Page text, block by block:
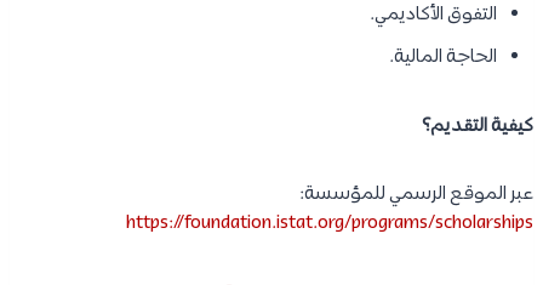
التفوق الأكاديمي.
الحاجة المالية.
كيفية التقديم؟
عبر الموقع الرسمي للمؤسسة:
https://foundation.istat.org/programs/scholarships